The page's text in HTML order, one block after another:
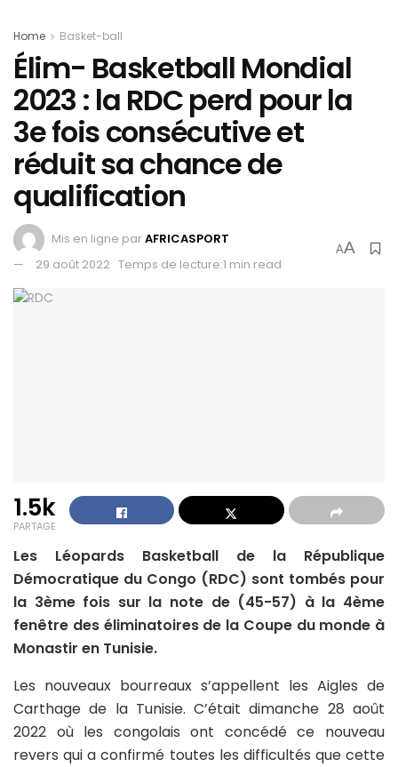
Home Basket-ball
Élim- Basketball Mondial
2023 : la RDC perd pour la
3e fois consécutive et
réduit sa chance de
qualification
Mis en ligne parAFRICASPORT
29 août 2022 Temps de lecture:1 min read
AA
1.5k
PARTAGE
Les Léopards Basketball de la République
Démocratique du Congo (RDC) sont tombés pour
la 3ème fois sur la note de (45-57) à la 4ème
fenêtre des éliminatoires de la Coupe du monde à
Monastir en Tunisie.
Les nouveaux bourreaux s’appellent les Aigles de
Carthage de la Tunisie. C’était dimanche 28 août
2022 où les congolais ont concédé ce nouveau
revers qui a confirmé toutes les difficultés que cette